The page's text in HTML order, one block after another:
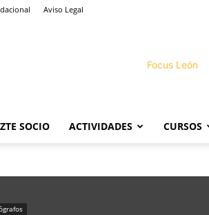
Aviso Legal
SOCIO ACTIVIDADES CURSOS